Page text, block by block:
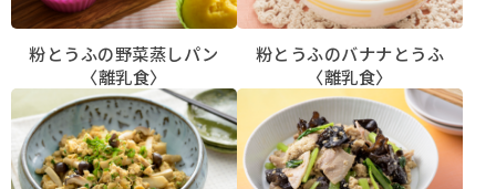
粉とうふの野菜蒸しパン
〈離乳食〉
粉とうふのバナナとうふ
〈離乳食〉